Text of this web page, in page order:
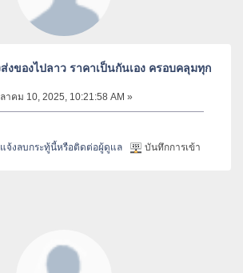
งของไปลาว ราคาเป็นกันเอง ครอบคลุมทุก
าคม 10, 2025, 10:21:58 AM »
แจ้งลบกระทู้นี้หรือติดต่อผู้ดูแล บันทึกการเข้า